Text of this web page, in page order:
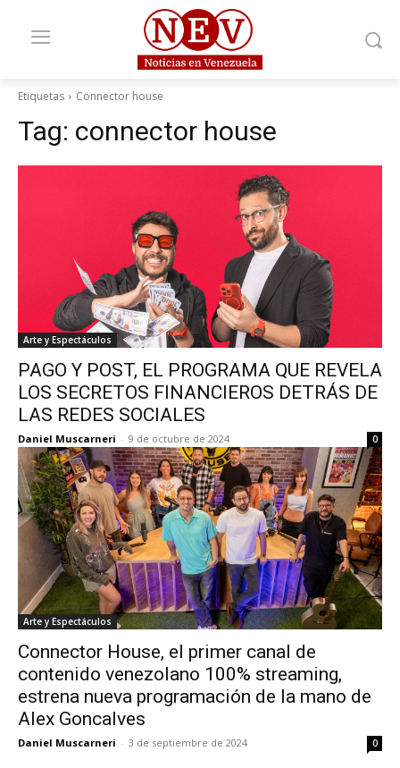
Etiquetas Connector house
Tag: connector house
Arte y Espectáculos
PAGO Y POST, EL PROGRAMA QUE REVELA
LOS SECRETOS FINANCIEROS DETRÁS DE
LAS REDES SOCIALES
Daniel Muscarneri - 9 de octubre de 2024 0
Arte y Espectáculos
Connector House, el primer canal de
contenido venezolano 100% streaming,
estrena nueva programación de la mano de
Alex Goncalves
Daniel Muscarneri - 3 de septiembre de 2024 0